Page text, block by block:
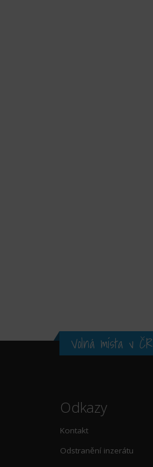
Volná místa v ČR
Odkazy
Kontakt
Odstranění inzerátu